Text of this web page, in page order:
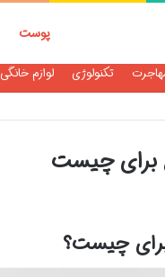
پوست
تکنولوژی لوازم خانگی
برای چیست
برای چیست؟